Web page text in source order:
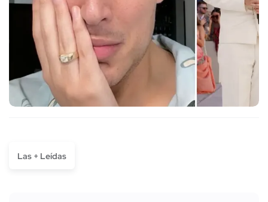
Las + Leídas